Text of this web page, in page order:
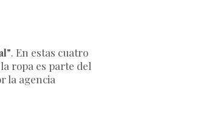
. En estas cuatro
ropa es parte del
la agencia